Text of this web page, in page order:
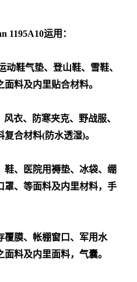
1195A10运用：
动鞋气垫、登山鞋、雪鞋、
料及内里贴合材料。
衣、防寒夹克、野战服、
合材料(防水透湿)。
鞋、医院用褥垫、冰袋、绷
罩、等面料及内里材料，手
覆膜、帐棚窗口、军用水
料及内里面料，气囊。